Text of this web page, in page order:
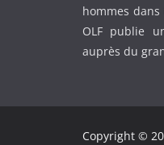
hommes
OLF publie
auprès du
Copyright ©